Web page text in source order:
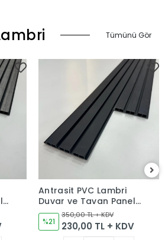
Tümünü Gör
Antrasit PVC Lambri
Duvar ve Tavan Paneli
12cm
%21
350,00 TL + KDV
230,00 TL + KDV